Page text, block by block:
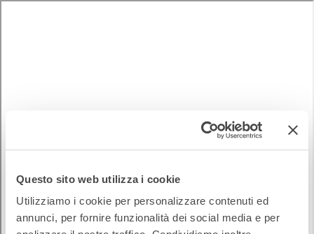
Questo sito web utilizza i cookie
Utilizziamo i cookie per personalizzare contenuti ed
annunci, per fornire funzionalità dei social media e per